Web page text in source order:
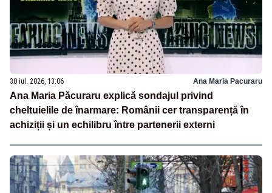
30 iul. 2026, 13:06 Ana Maria Pacuraru
Ana Maria Păcuraru explică sondajul privind
cheltuielile de înarmare: Românii cer transparență în
achiziții și un echilibru între partenerii externi